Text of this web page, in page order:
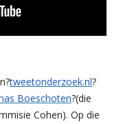
tweetonderzoek.nl?
Boeschoten?(die
Cohen). Op die